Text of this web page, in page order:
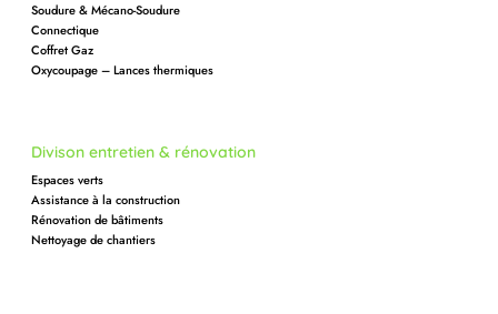
Soudure & Mécano-Soudure
Connectique
Coffret Gaz
Oxycoupage – Lances thermiques
Divison entretien & rénovation
Espaces verts
Assistance à la construction
Rénovation de bâtiments
Nettoyage de chantiers